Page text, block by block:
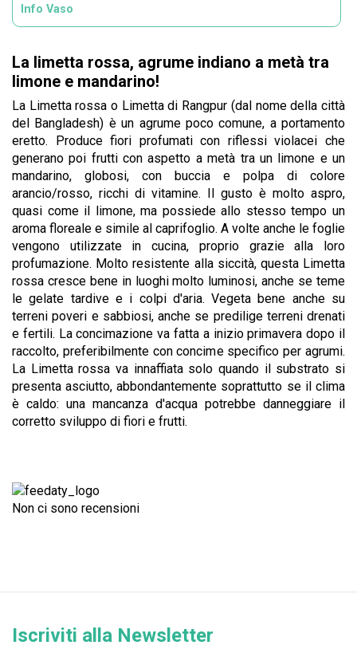
Info Vaso
La limetta rossa, agrume indiano a metà tra
limone e mandarino!
La Limetta rossa o Limetta di Rangpur (dal nome della città
del Bangladesh) è un agrume poco comune, a portamento
eretto. Produce fiori profumati con riflessi violacei che
generano poi frutti con aspetto a metà tra un limone e un
mandarino, globosi, con buccia e polpa di colore
arancio/rosso, ricchi di vitamine. Il gusto è molto aspro,
quasi come il limone, ma possiede allo stesso tempo un
aroma floreale e simile al caprifoglio. A volte anche le foglie
vengono utilizzate in cucina, proprio grazie alla loro
profumazione. Molto resistente alla siccità, questa Limetta
rossa cresce bene in luoghi molto luminosi, anche se teme
le gelate tardive e i colpi d'aria. Vegeta bene anche su
terreni poveri e sabbiosi, anche se predilige terreni drenati
e fertili. La concimazione va fatta a inizio primavera dopo il
raccolto, preferibilmente con concime specifico per agrumi.
La Limetta rossa va innaffiata solo quando il substrato si
presenta asciutto, abbondantemente soprattutto se il clima
è caldo: una mancanza d'acqua potrebbe danneggiare il
corretto sviluppo di fiori e frutti.
Non ci sono recensioni
Iscriviti alla Newsletter